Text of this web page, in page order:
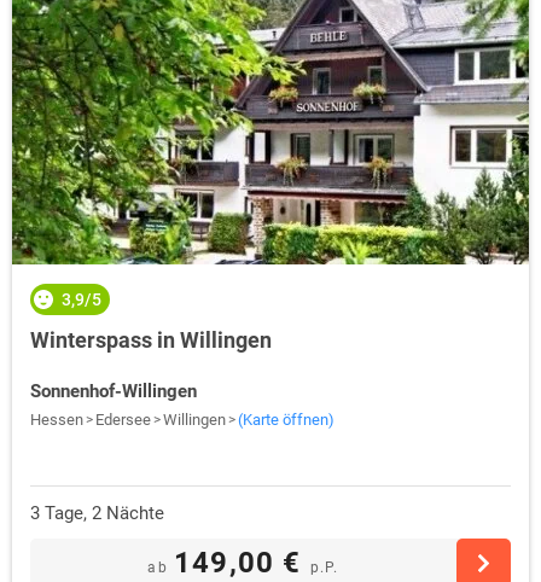
3,9/5
Winterspass in Willingen
Sonnenhof-Willingen
Hessen Edersee Willingen (Karte öffnen)
3 Tage, 2 Nächte
ab 149,00 € p.P.